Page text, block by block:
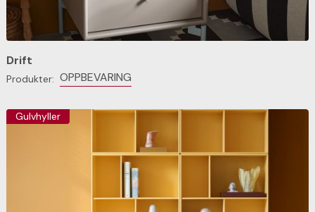
Drift
Produkter: OPPBEVARING
Gulvhyller